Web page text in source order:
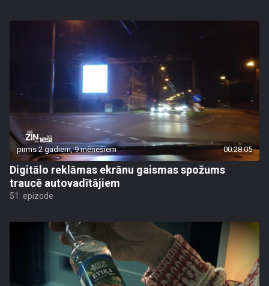
pirms 2 gadiem, 9 mēnešiem 00:28:05
Digitālo reklāmas ekrānu gaismas spožums
traucē autovadītājiem
51. epizode